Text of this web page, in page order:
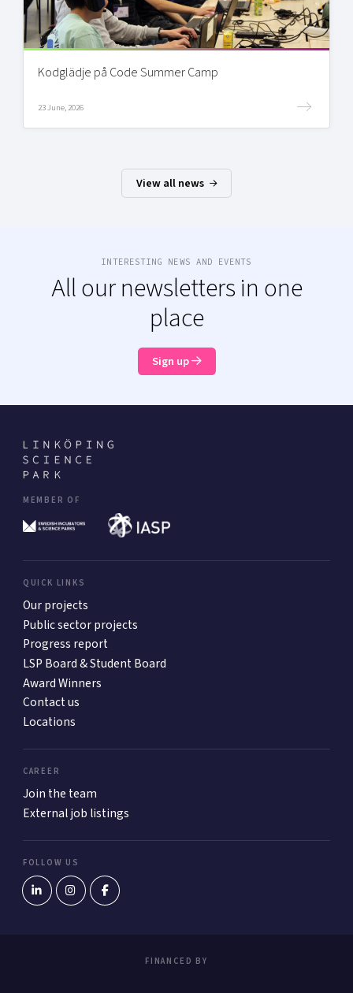
Kodglädje på Code Summer Camp
23 June, 2026
View all news
INTERESTING NEWS AND EVENTS
All our newsletters in one
place
Sign up
MEMBER OF
QUICK LINKS
Our projects
Public sector projects
Progress report
LSP Board & Student Board
Award Winners
Contact us
Locations
CAREER
Join the team
External job listings
FOLLOW US
FINANCED BY